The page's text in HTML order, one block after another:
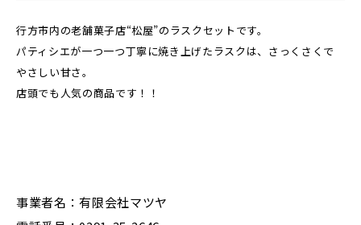
行方市内の老舗菓子店“松屋”のラスクセットです。
パティシエが一つ一つ丁寧に焼き上げたラスクは、さっくさくで
やさしい甘さ。
店頭でも人気の商品です！！
事業者名：有限会社マツヤ